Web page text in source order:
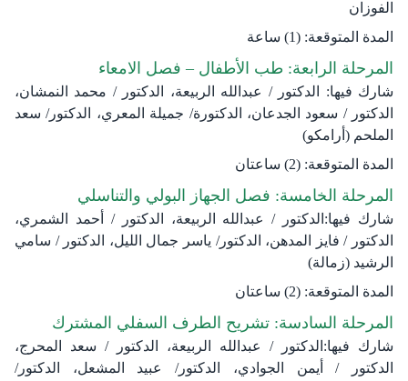
الفوزان
المدة المتوقعة: (1) ساعة
المرحلة الرابعة: طب الأطفال – فصل الامعاء
شارك فيها: الدكتور / عبدالله الربيعة، الدكتور / محمد النمشان،
الدكتور / سعود الجدعان، الدكتورة/ جميلة المعري، الدكتور/ سعد
الملحم (أرامكو)
المدة المتوقعة: (2) ساعتان
المرحلة الخامسة: فصل الجهاز البولي والتناسلي
شارك فيها:الدكتور / عبدالله الربيعة، الدكتور / أحمد الشمري،
الدكتور / فايز المدهن، الدكتور/ ياسر جمال الليل، الدكتور / سامي
الرشيد (زمالة)
المدة المتوقعة: (2) ساعتان
المرحلة السادسة: تشريح الطرف السفلي المشترك
شارك فيها:الدكتور / عبدالله الربيعة، الدكتور / سعد المحرج،
الدكتور / أيمن الجوادي، الدكتور/ عبيد المشعل، الدكتور/